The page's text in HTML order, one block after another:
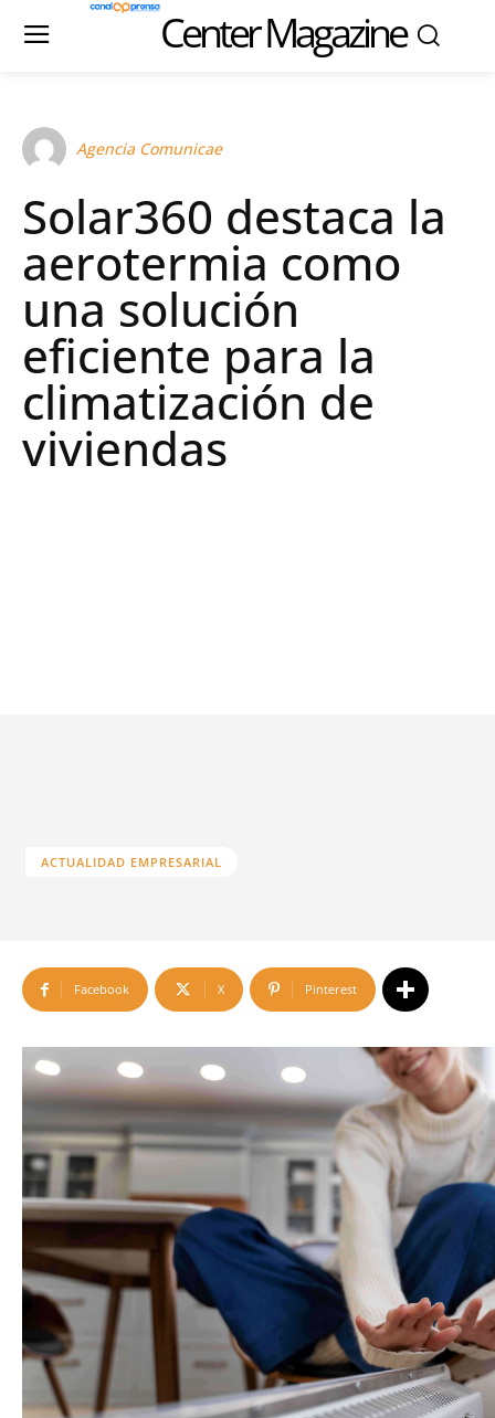
Center Magazine
Agencia Comunicae
Solar360 destaca la
aerotermia como
una solución
eficiente para la
climatización de
viviendas
ACTUALIDAD EMPRESARIAL
Facebook X Pinterest